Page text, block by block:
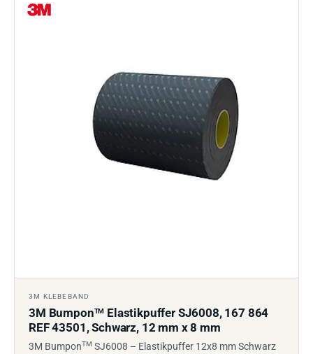
3M KLEBEBAND
3M BumponTM Elastikpuffer SJ6008, 167 864
REF 43501, Schwarz, 12 mm x 8 mm
3M BumponTM SJ6008 – Elastikpuffer 12x8 mm Schwarz